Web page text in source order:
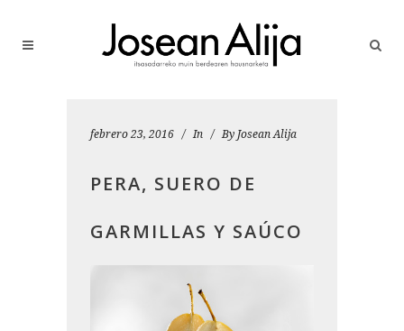
febrero 23, 2016 In By Josean Alija
PERA, SUERO DE
GARMILLAS Y SAÚCO